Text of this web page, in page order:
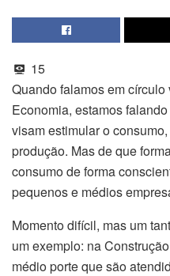
15
Quando falamos em
Economia, estamos
visam estimular o
produção. Mas de que
consumo de forma
pequenos e médios
Momento difícil, mas um
um exemplo: na
médio porte que são